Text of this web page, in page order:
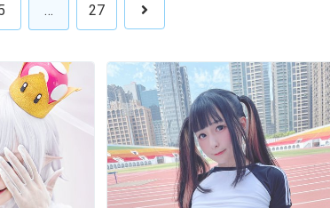
… 27